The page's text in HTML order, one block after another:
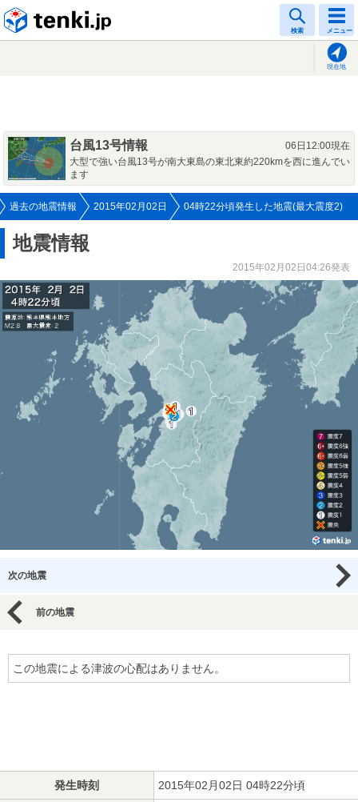
検索 メニュー
現在地
台風13号情報
06日12:00現在
大型で強い台風13号が南大東島の東北東約220kmを西に進んでい
ます
過去の地震情報 2015年02月02日 04時22分頃発生した地震(最大震度2)
地震情報
2015年02月02日04:26発表
次の地震
前の地震
この地震による津波の心配はありません。
発生時刻 2015年02月02日 04時22分頃